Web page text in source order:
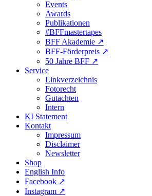
Events
Awards
Publikationen
#BFFmastertapes
BFF Akademie ↗︎
BFF-Förderpreis ↗︎
50 Jahre BFF ↗︎
Service
Linkverzeichnis
Fotorecht
Gutachten
Intern
KI Statement
Kontakt
Impressum
Disclaimer
Newsletter
Shop
English Info
Facebook ↗︎
Instagram ↗︎